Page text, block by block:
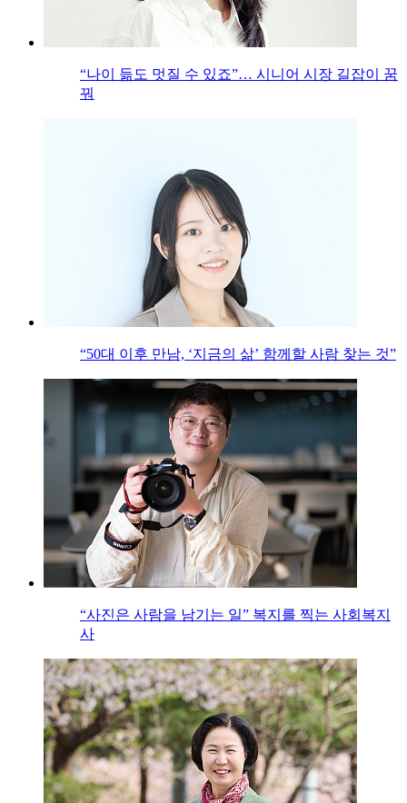
“나이 듦도 멋질 수 있죠”… 시니어 시장 길잡이 꿈
꿔
“50대 이후 만남, ‘지금의 삶’ 함께할 사람 찾는 것”
“사진은 사람을 남기는 일” 복지를 찍는 사회복지
사